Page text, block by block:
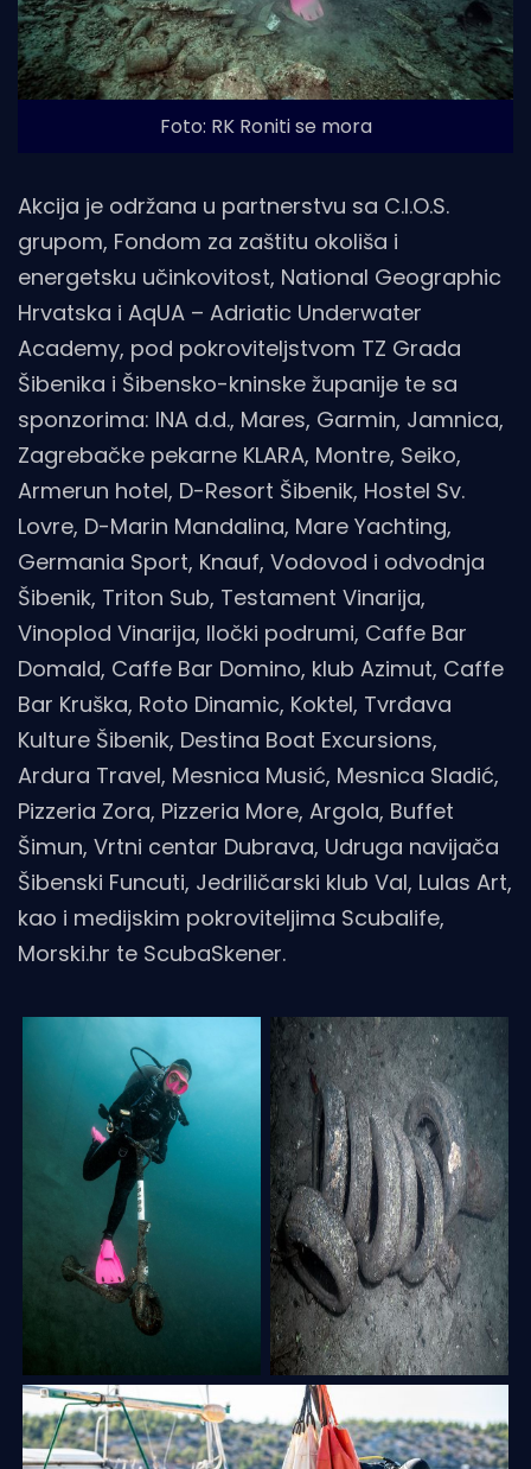
Foto: RK Roniti se mora
Akcija je održana u partnerstvu sa C.I.O.S.
grupom, Fondom za zaštitu okoliša i
energetsku učinkovitost, National Geographic
Hrvatska i AqUA – Adriatic Underwater
Academy, pod pokroviteljstvom TZ Grada
Šibenika i Šibensko-kninske županije te sa
sponzorima: INA d.d., Mares, Garmin, Jamnica,
Zagrebačke pekarne KLARA, Montre, Seiko,
Armerun hotel, D-Resort Šibenik, Hostel Sv.
Lovre, D-Marin Mandalina, Mare Yachting,
Germania Sport, Knauf, Vodovod i odvodnja
Šibenik, Triton Sub, Testament Vinarija,
Vinoplod Vinarija, Iločki podrumi, Caffe Bar
Domald, Caffe Bar Domino, klub Azimut, Caffe
Bar Kruška, Roto Dinamic, Koktel, Tvrđava
Kulture Šibenik, Destina Boat Excursions,
Ardura Travel, Mesnica Musić, Mesnica Sladić,
Pizzeria Zora, Pizzeria More, Argola, Buffet
Šimun, Vrtni centar Dubrava, Udruga navijača
Šibenski Funcuti, Jedriličarski klub Val, Lulas Art,
kao i medijskim pokroviteljima Scubalife,
Morski.hr te ScubaSkener.